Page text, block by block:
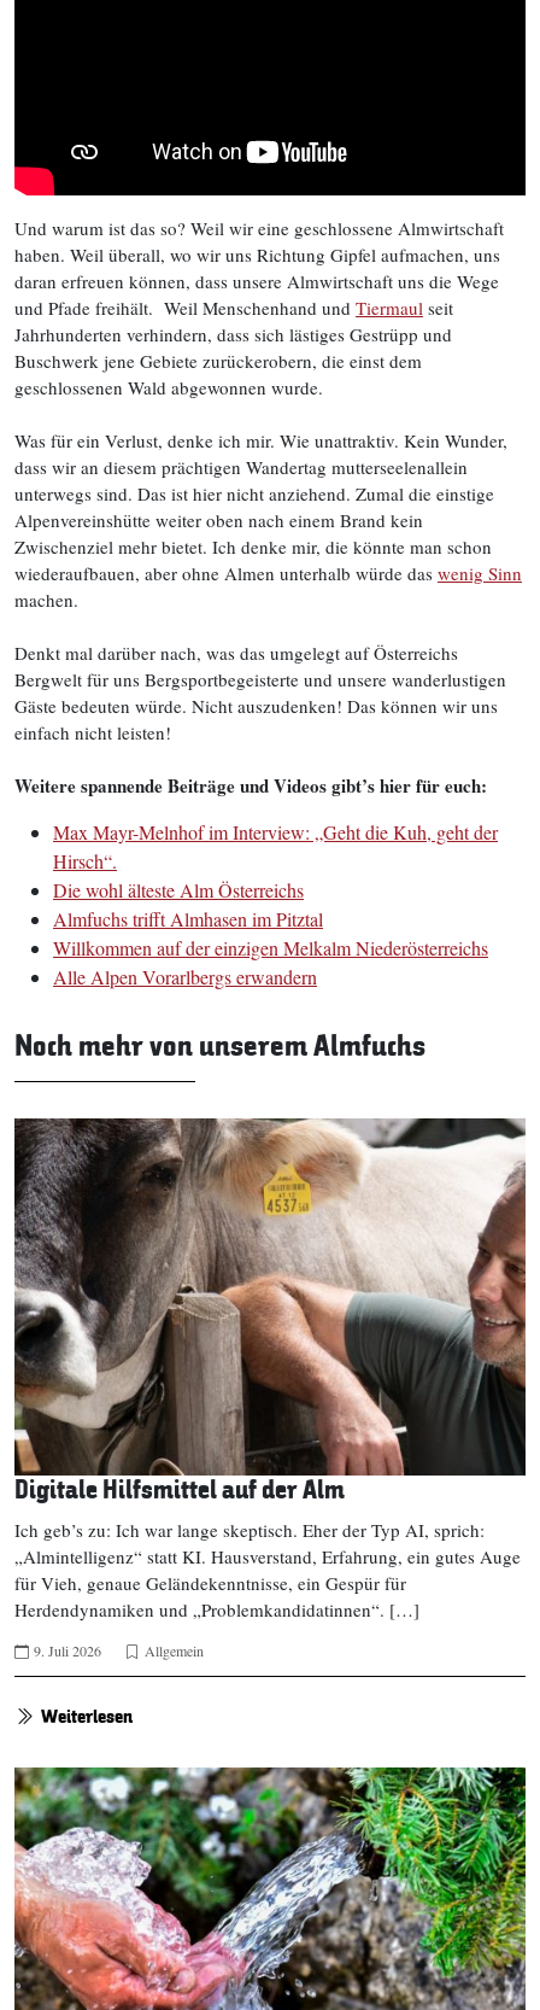
Und warum ist das so? Weil wir eine geschlossene Almwirtschaft
haben. Weil überall, wo wir uns Richtung Gipfel aufmachen, uns
daran erfreuen können, dass unsere Almwirtschaft uns die Wege
und Pfade freihält. Weil Menschenhand und Tiermaul seit
Jahrhunderten verhindern, dass sich lästiges Gestrüpp und
Buschwerk jene Gebiete zurückerobern, die einst dem
geschlossenen Wald abgewonnen wurde.
Was für ein Verlust, denke ich mir. Wie unattraktiv. Kein Wunder,
dass wir an diesem prächtigen Wandertag mutterseelenallein
unterwegs sind. Das ist hier nicht anziehend. Zumal die einstige
Alpenvereinshütte weiter oben nach einem Brand kein
Zwischenziel mehr bietet. Ich denke mir, die könnte man schon
wiederaufbauen, aber ohne Almen unterhalb würde das wenig Sinn
machen.
Denkt mal darüber nach, was das umgelegt auf Österreichs
Bergwelt für uns Bergsportbegeisterte und unsere wanderlustigen
Gäste bedeuten würde. Nicht auszudenken! Das können wir uns
einfach nicht leisten!
Weitere spannende Beiträge und Videos gibt’s hier für euch:
Max Mayr-Melnhof im Interview: „Geht die Kuh, geht der
Hirsch“.
Die wohl älteste Alm Österreichs
Almfuchs trifft Almhasen im Pitztal
Willkommen auf der einzigen Melkalm Niederösterreichs
Alle Alpen Vorarlbergs erwandern
Noch mehr von unserem Almfuchs
Digitale Hilfsmittel auf der Alm
Ich geb’s zu: Ich war lange skeptisch. Eher der Typ AI, sprich:
„Almintelligenz“ statt KI. Hausverstand, Erfahrung, ein gutes Auge
für Vieh, genaue Geländekenntnisse, ein Gespür für
Herdendynamiken und „Problemkandidatinnen“. […]
9. Juli 2026 Allgemein
Weiterlesen